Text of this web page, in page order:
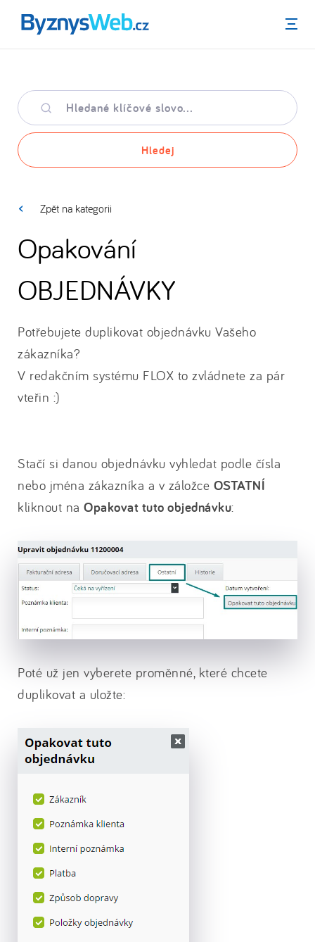
Menu
Hledané
klíčové
slovo
Hledej
Zpět na kategorii
Opakování
OBJEDNÁVKY
Potřebujete duplikovat objednávku Vašeho
zákazníka?
V redakčním systému FLOX to zvládnete za pár
vteřin :)
Stačí si danou objednávku vyhledat podle čísla
nebo jména zákazníka a v záložce OSTATNÍ
kliknout na Opakovat tuto objednávku:
Poté už jen vyberete proměnné, které chcete
duplikovat a uložte: